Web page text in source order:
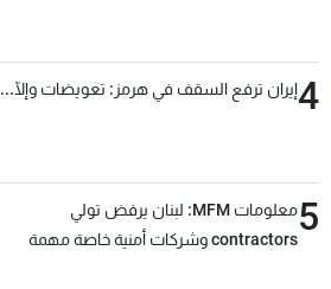
4إيران ترفع السقف في هرمز: تعويضات وإلّا...
5
معلومات MFM: لبنان يرفض تولي
contractors وشركات أمنية خاصة مهمة